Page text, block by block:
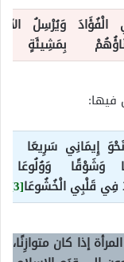
وَيُرْسِلُ
بِمَشِيئَةٍ
فيها:
إِيمَانِي سَرِيعَا
وَشَوْقًا وَوُلُوعَا
قَلْبِي الْخُشُوعَا[3]
إذا كان متوازِنًا،